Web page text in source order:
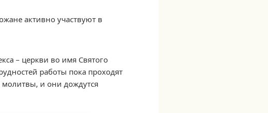
активно участвуют в
– церкви во имя Святого
работы пока проходят
и они дождутся